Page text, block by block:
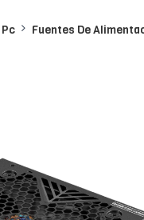
Fuentes De